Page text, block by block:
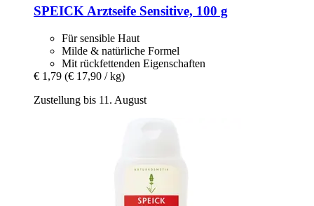
SPEICKArztseife Sensitive, 100 g
Für sensible Haut
Milde & natürliche Formel
Mit rückfettenden Eigenschaften
€ 1,79 (€ 17,90 / kg)
Zustellung bis 11. August